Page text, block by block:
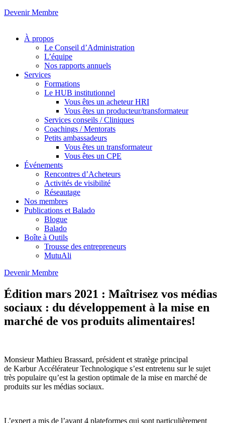
Devenir Membre
À propos
Le Conseil d’Administration
L’équipe
Nos rapports annuels
Services
Formations
Le HUB institutionnel
Vous êtes un acheteur HRI
Vous êtes un producteur/transformateur
Services conseils / Cliniques
Coachings / Mentorats
Petits ambassadeurs
Vous êtes un transformateur
Vous êtes un CPE
Événements
Rencontres d’Acheteurs
Activités de visibilité
Réseautage
Nos membres
Publications et Balado
Blogue
Balado
Boîte à Outils
Trousse des entrepreneurs
MutuAli
Devenir Membre
Édition mars 2021 : Maîtrisez vos médias
sociaux : du développement à la mise en
marché de vos produits alimentaires!
Monsieur Mathieu Brassard, président et stratège principal
de Karbur Accélérateur Technologique s’est entretenu sur le sujet
très populaire qu’est la gestion optimale de la mise en marché de
produits sur les médias sociaux.
L’expert a mis de l’avant 4 plateformes qui sont particulièrement